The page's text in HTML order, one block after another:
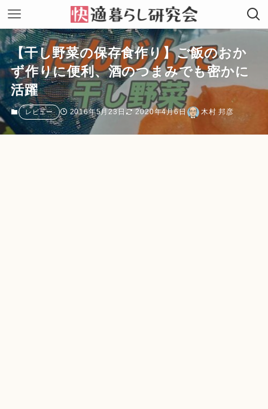
【干し野菜の保存食作り】ご飯のおか
ず作りに便利、酒のつまみでも密かに
活躍
レビュー 2016年5月23日 2020年4月6日 木村 邦彦